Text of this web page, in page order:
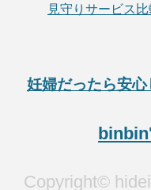
見守りサービス
妊婦だったら安
Copyright©